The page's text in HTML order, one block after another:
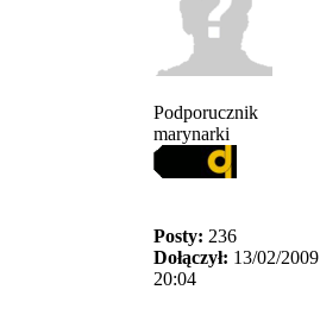
Podporucznik
marynarki
Posty: 236
Dołączył: 13/02/2009
20:04